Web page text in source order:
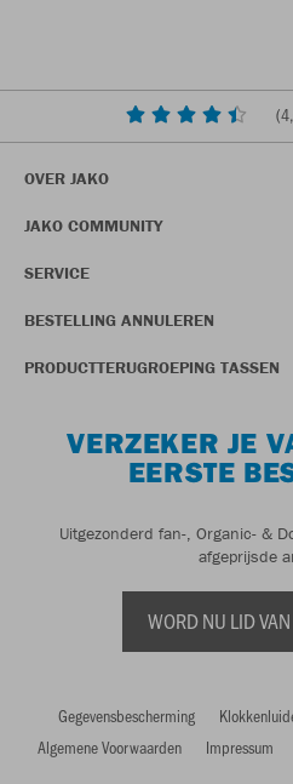
(
OVER JAKO
JAKO COMMUNITY
SERVICE
BESTELLING ANNULEREN
PRODUCTTERUGROEPING TASSEN
VERZEKER JE
EERSTE
Uitgezonderd fan-, Organic- &
afgeprijsde
WORD NU LID
Gegevensbescherming
Algemene Voorwaarden
Impressum